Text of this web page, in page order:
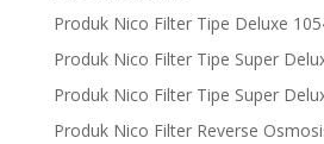
Produk Nico Filter Tipe Deluxe
Produk Nico Filter Tipe Super
Produk Nico Filter Tipe Super
Produk Nico Filter Reverse